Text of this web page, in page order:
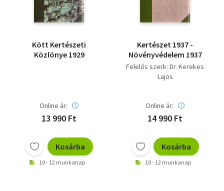
Kött Kertészeti
Közlönye 1929
Online ár:
13 990 Ft
Kosárba
10 - 12 munkanap
Kertészet 1937 -
Növényvédelem 1937
Felelős szerk: Dr. Kerekes
Lajos
Online ár:
14 990 Ft
Kosárba
10 - 12 munkanap